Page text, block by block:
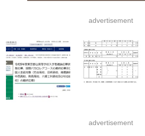
advertisement
advertisement